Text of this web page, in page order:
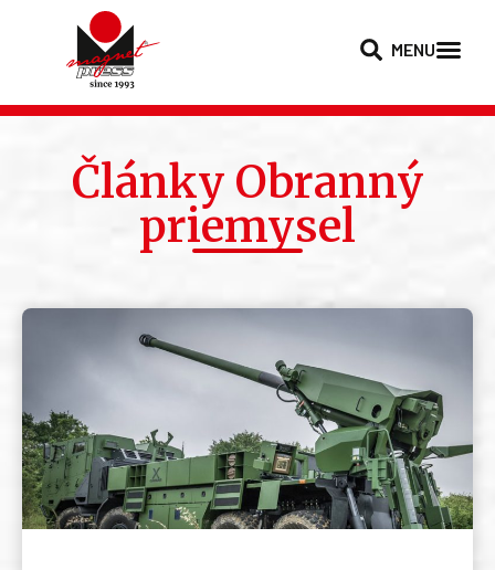
MENU
Články Obranný
priemysel